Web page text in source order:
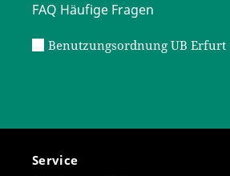
FAQ Häufige Fragen
Benutzungsordnung UB Erfurt
Service